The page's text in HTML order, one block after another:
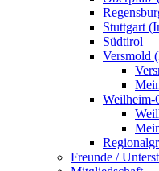
Stuttgart
Südtirol
Versmold
Weilheim-
Freunde /